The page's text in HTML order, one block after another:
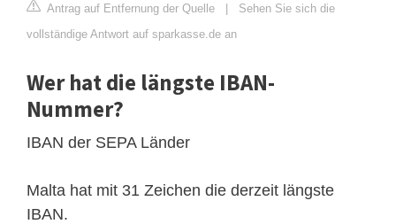
Antrag auf Entfernung der Quelle | Sehen Sie sich die
vollständige Antwort auf sparkasse.de an
Wer hat die längste IBAN-
Nummer?
IBAN der SEPA Länder
Malta hat mit 31 Zeichen die derzeit längste
IBAN.